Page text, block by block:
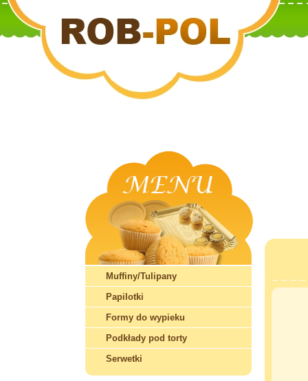
Muffiny/Tulipany
Papilotki
Formy do wypieku
Podkłady pod torty
Serwetki